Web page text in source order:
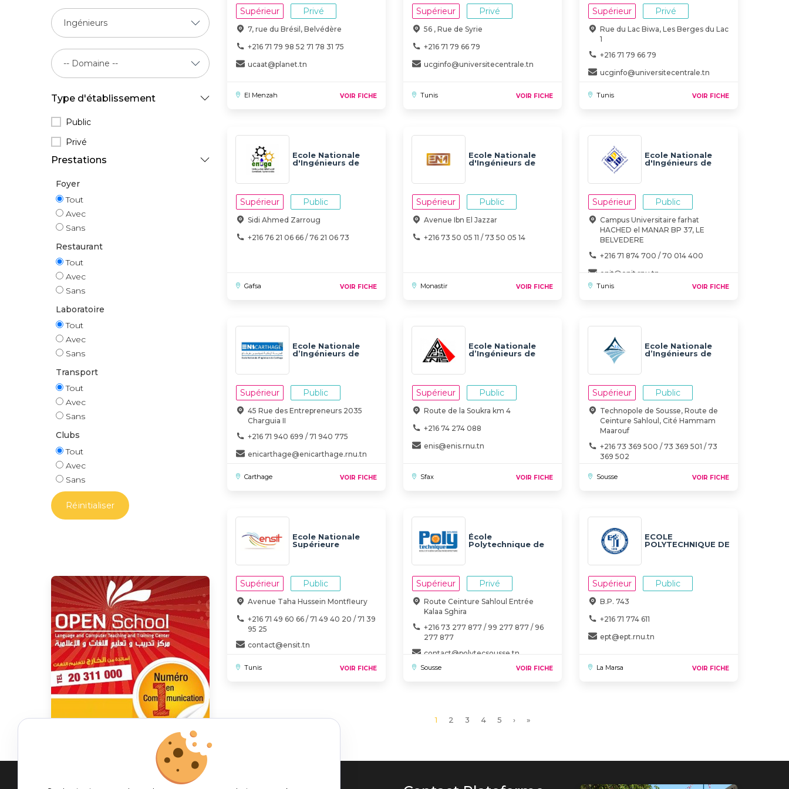
Type d'établissement
Public
Privé
Prestations
Foyer
Tout
Avec
Sans
Restaurant
Tout
Avec
Sans
Laboratoire
Tout
Avec
Sans
Transport
Tout
Avec
Sans
Clubs
Tout
Avec
Sans
Réinitialiser
Supérieur Privé
7, rue du Brésil, Belvédère
+216 71 79 98 52 71 78 31 75
ucaat@planet.tn
El Menzah VOIR FICHE
Supérieur Privé
56 , Rue de Syrie
+216 71 79 66 79
ucginfo@universitecentrale.tn
Tunis VOIR FICHE
Supérieur Privé
Rue du Lac Biwa, Les Berges du Lac
1
+216 71 79 66 79
ucginfo@universitecentrale.tn
Tunis VOIR FICHE
Ecole Nationale
d'Ingénieurs de
Supérieur Public
Sidi Ahmed Zarroug
+216 76 21 06 66 / 76 21 06 73
Gafsa VOIR FICHE
Ecole Nationale
d'Ingénieurs de
Monastir | ENIM
Supérieur Public
Avenue Ibn El Jazzar
+216 73 50 05 11 / 73 50 05 14
Monastir VOIR FICHE
Ecole Nationale
d'Ingénieurs de
Tunis - ENIT
Supérieur Public
Campus Universitaire farhat
HACHED el MANAR BP 37, LE
BELVEDERE
+216 71 874 700 / 70 014 400
enit@enit.rnu.tn
Tunis VOIR FICHE
Ecole Nationale
d’Ingénieurs de
Supérieur Public
45 Rue des Entrepreneurs 2035
Charguia II
+216 71 940 699 / 71 940 775
enicarthage@enicarthage.rnu.tn
Carthage VOIR FICHE
Ecole Nationale
d’Ingénieurs de
Supérieur Public
Route de la Soukra km 4
+216 74 274 088
enis@enis.rnu.tn
Sfax VOIR FICHE
Ecole Nationale
d’Ingénieurs de
Supérieur Public
Technopole de Sousse, Route de
Ceinture Sahloul, Cité Hammam
Maarouf
+216 73 369 500 / 73 369 501 / 73
369 502
Sousse VOIR FICHE
Ecole Nationale
Supérieure
d'ingénieurs de
Supérieur Public
Avenue Taha Hussein Montfleury
+216 71 49 60 66 / 71 49 40 20 / 71 39
95 25
contact@ensit.tn
Tunis VOIR FICHE
École
Polytechnique de
Supérieur Privé
Route Ceinture Sahloul Entrée
Kalaa Sghira
+216 73 277 877 / 99 277 877 / 96
277 877
contact@polytecsousse.tn
Sousse VOIR FICHE
ECOLE
POLYTECHNIQUE DE
Supérieur Public
B.P. 743
+216 71 774 611
ept@ept.rnu.tn
La Marsa VOIR FICHE
Page
1 Page
2 Page
3 Page
4 Page
5
Page
›
Dernière
»